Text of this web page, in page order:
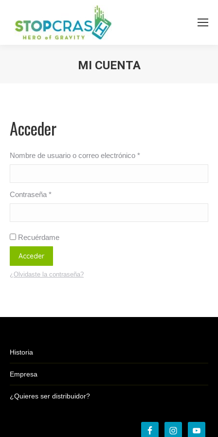
MI CUENTA
Acceder
Nombre de usuario o correo electrónico *
Contraseña *
Recuérdame
Acceder
¿Olvidaste la contraseña?
Historia
Empresa
¿Quieres ser distribuidor?